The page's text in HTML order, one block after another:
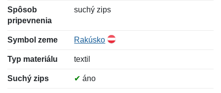
Spôsob
pripevnenia
suchý zips
Symbol zeme Rakúsko
Typ materiálu textil
Suchý zips ✔ áno